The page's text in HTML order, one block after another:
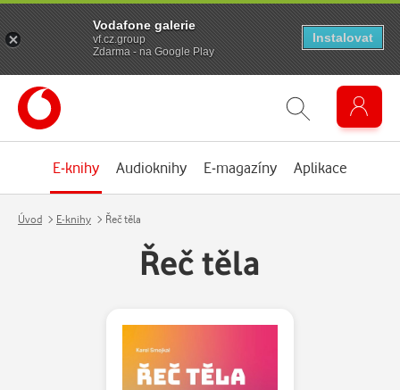
E-knihy Audioknihy E-magazíny Aplikace
Úvod E-knihy Řeč těla
Řeč těla
Vodafone galerie
vf.cz.group
Zdarma - na Google Play
Instalovat